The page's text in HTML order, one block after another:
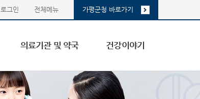
로그인 전체메뉴 가평군청 바로가기
의료기관 및 약국 건강이야기